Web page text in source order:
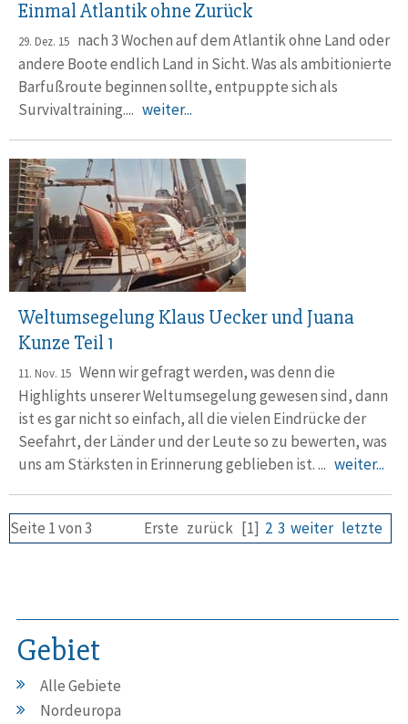
Einmal Atlantik ohne Zurück
29. Dez. 15 nach 3 Wochen auf dem Atlantik ohne Land oder
andere Boote endlich Land in Sicht. Was als ambitionierte
Barfußroute beginnen sollte, entpuppte sich als
Survivaltraining.... weiter...
Weltumsegelung Klaus Uecker und Juana
Kunze Teil 1
11. Nov. 15 Wenn wir gefragt werden, was denn die
Highlights unserer Weltumsegelung gewesen sind, dann
ist es gar nicht so einfach, all die vielen Eindrücke der
Seefahrt, der Länder und der Leute so zu bewerten, was
uns am Stärksten in Erinnerung geblieben ist. ... weiter...
Seite 1 von 3 Erste zurück [1] 2 3 weiter letzte
Gebiet
Alle Gebiete
Nordeuropa